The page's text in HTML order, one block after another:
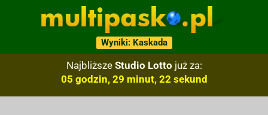
Wyniki: Kaskada
Najbliższe Studio Lotto już za:
05 godzin, 29 minut, 21 sekund